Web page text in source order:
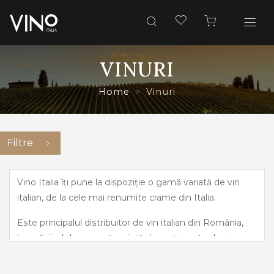
VINURI
Home Vinuri
Filtre
Vino Italia îți pune la dispoziție o gamă variată de vin
italian, de la cele mai renumite crame din Italia.
Este principalul distribuitor de vin italian din România,
beneficiind de o gamă variată de sortimente de vin,